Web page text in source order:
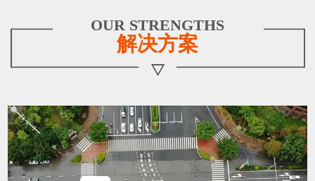
OUR STRENGTHS
解决方案